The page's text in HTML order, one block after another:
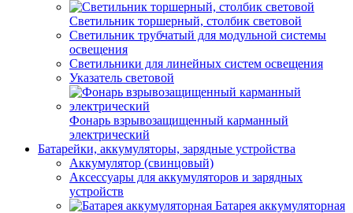
Светильник торшерный, столбик световой
Светильник трубчатый для модульной системы
освещения
Светильники для линейных систем освещения
Указатель световой
Фонарь взрывозащищенный карманный
электрический
Батарейки, аккумуляторы, зарядные устройства
Аккумулятор (свинцовый)
Аксессуары для аккумуляторов и зарядных
устройств
Батарея аккумуляторная